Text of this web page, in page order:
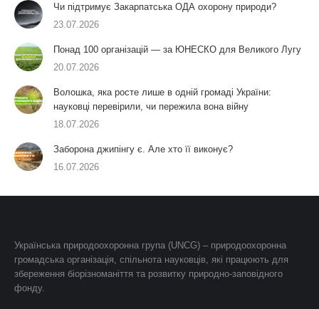
Чи підтримує Закарпатська ОДА охорону природи?
23.07.2026
Понад 100 організацій — за ЮНЕСКО для Великого Лугу
20.07.2026
Волошка, яка росте лише в одній громаді України:
науковці перевірили, чи пережила вона війну
18.07.2026
Заборона джипінгу є. Але хто її виконує?
16.07.2026
Українська природоохоронна група (UNCG) – природоохоронна
громадська організація, спільнота науковців, які працюють для
збереження біорізноманіття та розвитку природно-заповідного
фонду.